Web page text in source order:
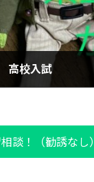
高校入試
談！（勧誘なし）